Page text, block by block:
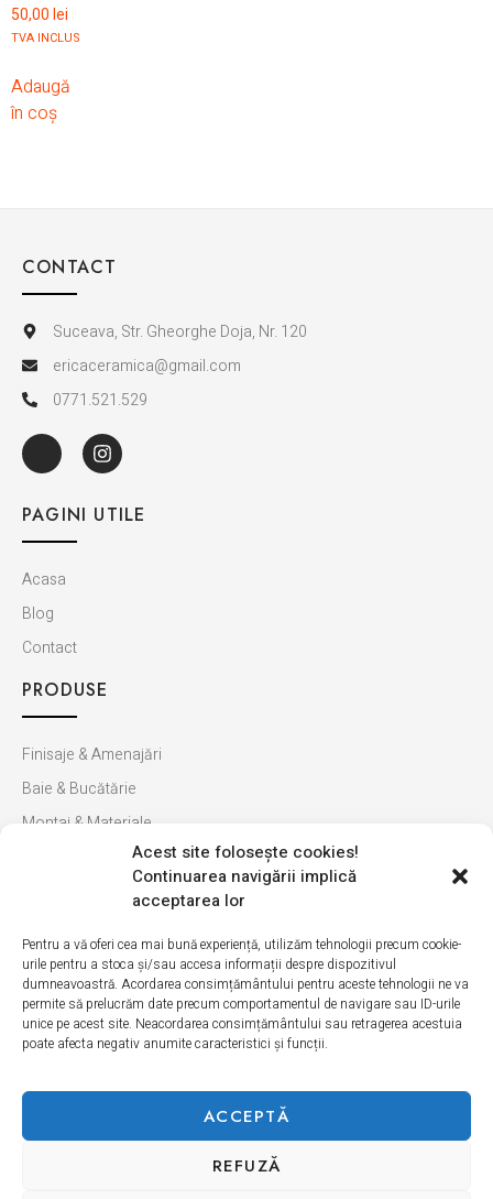
Acest site foloseşte cookies!
Continuarea navigării implică
acceptarea lor
Pentru a vă oferi cea mai bună experiență, utilizăm tehnologii precum cookie-
urile pentru a stoca și/sau accesa informații despre dispozitivul
dumneavoastră. Acordarea consimțământului pentru aceste tehnologii ne va
permite să prelucrăm date precum comportamentul de navigare sau ID-urile
unice pe acest site. Neacordarea consimțământului sau retragerea acestuia
poate afecta negativ anumite caracteristici și funcții.
ACCEPTĂ
REFUZĂ
50,00 lei
TVA INCLUS
Adaugă
în coș
CONTACT
Suceava, Str. Gheorghe Doja, Nr. 120
ericaceramica@gmail.com
0771.521.529
PAGINI UTILE
Acasa
Blog
Contact
PRODUSE
Finisaje & Amenajări
Baie & Bucătărie
Montaj & Materiale
Cum cumpăr
Politica de retur
Livrarea produselor
Politică de ConfidențialitateTermeni si condiții
Copyright © 2026 Erica Ceramica. Toate drepturile rezervate.